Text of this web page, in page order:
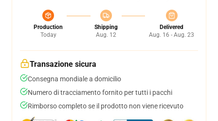
Production
Today
Shipping
Aug. 12
Delivered
Aug. 16 - Aug. 23
Transazione sicura
Consegna mondiale a domicilio
Numero di tracciamento fornito per tutti i pacchi
Rimborso completo se il prodotto non viene ricevuto